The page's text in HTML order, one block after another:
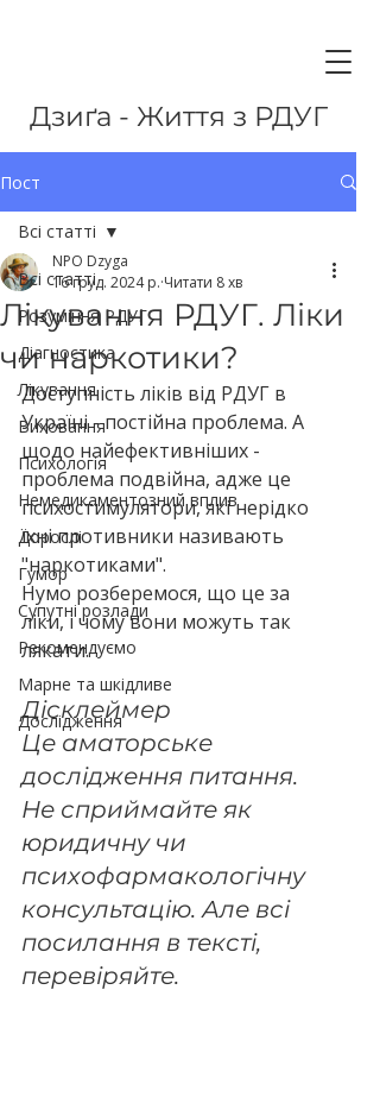
Дзиґа - Життя з РДУГ
Пост
Всі статті
Розуміння РДУГ
Діагностика
Лікування
Виховання
Психологія
Немедикаментозний вплив
Дорослі
Гумор
Супутні розлади
Рекомендуємо
Марне та шкідливе
Дослідження
Всі статті
Лікування РДУГ. Ліки
чи наркотики?
NPO Dzyga
16 груд. 2024 р. Читати 8 хв
Доступність ліків від РДУГ в
Україні - постійна проблема. А
щодо найефективніших -
проблема подвійна, адже це
психостимулятори, які нерідко
їхні противники називають
"наркотиками".
Нумо розберемося, що це за
ліки, і чому вони можуть так
лякати.
Дісклеймер
Це аматорське
дослідження питання.
Не сприймайте як
юридичну чи
психофармакологічну
консультацію. Але всі
посилання в тексті,
перевіряйте.